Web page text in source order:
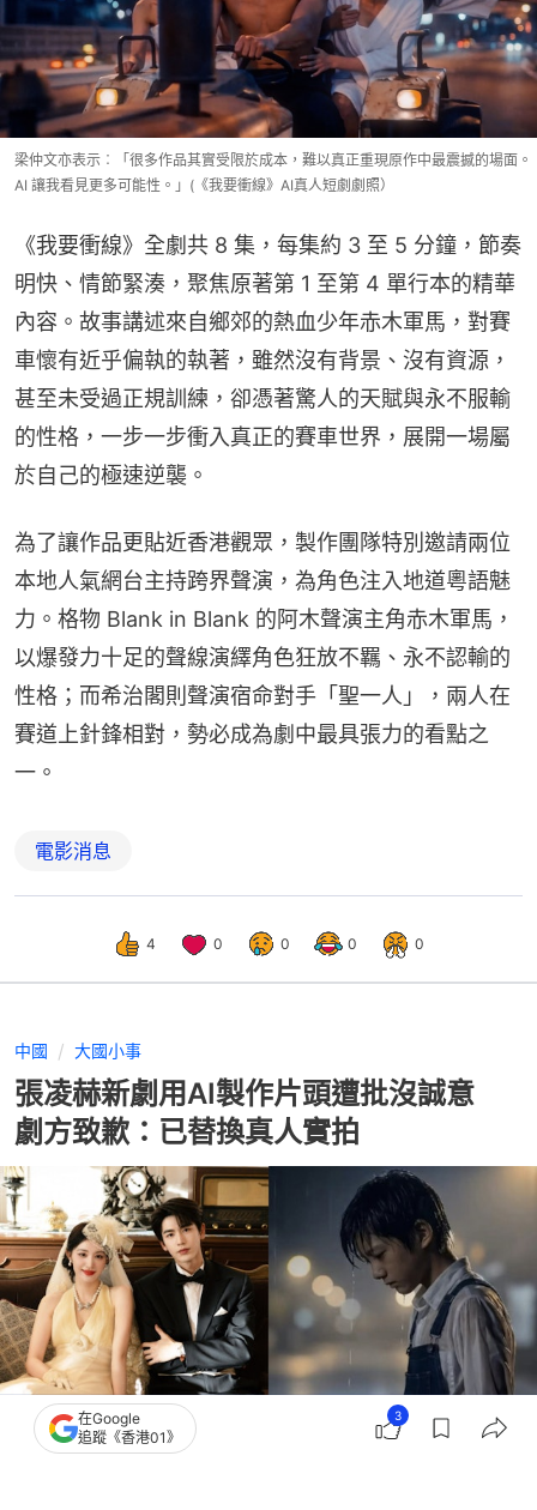
梁仲文亦表示︰「很多作品其實受限於成本，難以真正重現原作中最震撼的場面。
AI 讓我看見更多可能性。」(《我要衝線》AI真人短劇劇照）
《我要衝線》全劇共 8 集，每集約 3 至 5 分鐘，節奏
明快、情節緊湊，聚焦原著第 1 至第 4 單行本的精華
內容。故事講述來自鄉郊的熱血少年赤木軍馬，對賽
車懷有近乎偏執的執著，雖然沒有背景、沒有資源，
甚至未受過正規訓練，卻憑著驚人的天賦與永不服輸
的性格，一步一步衝入真正的賽車世界，展開一場屬
於自己的極速逆襲。
為了讓作品更貼近香港觀眾，製作團隊特別邀請兩位
本地人氣網台主持跨界聲演，為角色注入地道粵語魅
力。格物 Blank in Blank 的阿木聲演主角赤木軍馬，
以爆發力十足的聲線演繹角色狂放不羈、永不認輸的
性格；而希治閣則聲演宿命對手「聖一人」，兩人在
賽道上針鋒相對，勢必成為劇中最具張力的看點之
一。
電影消息
4 0 0 0 0
中國 大國小事
張凌赫新劇用AI製作片頭遭批沒誠意
劇方致歉：已替換真人實拍
在Google
追蹤《香港01》
3